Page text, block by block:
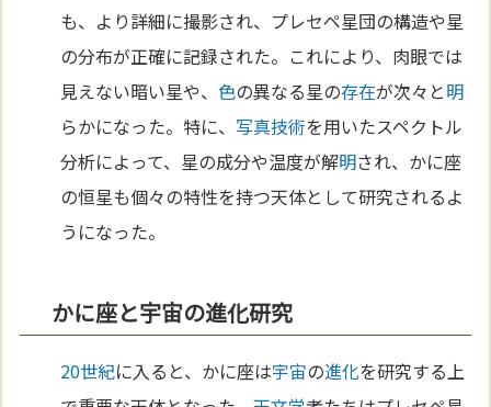
も、より詳細に撮影され、プレセペ星団の構造や星
の分布が正確に記録された。これにより、肉眼では
見えない暗い星や、色の異なる星の存在が次々と明
らかになった。特に、写真技術を用いたスペクトル
分析によって、星の成分や温度が解明され、かに座
の恒星も個々の特性を持つ天体として研究されるよ
うになった。
かに座と宇宙の進化研究
20世紀に入ると、かに座は宇宙の進化を研究する上